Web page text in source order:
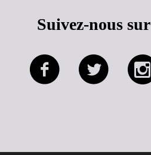
Suivez-nous sur